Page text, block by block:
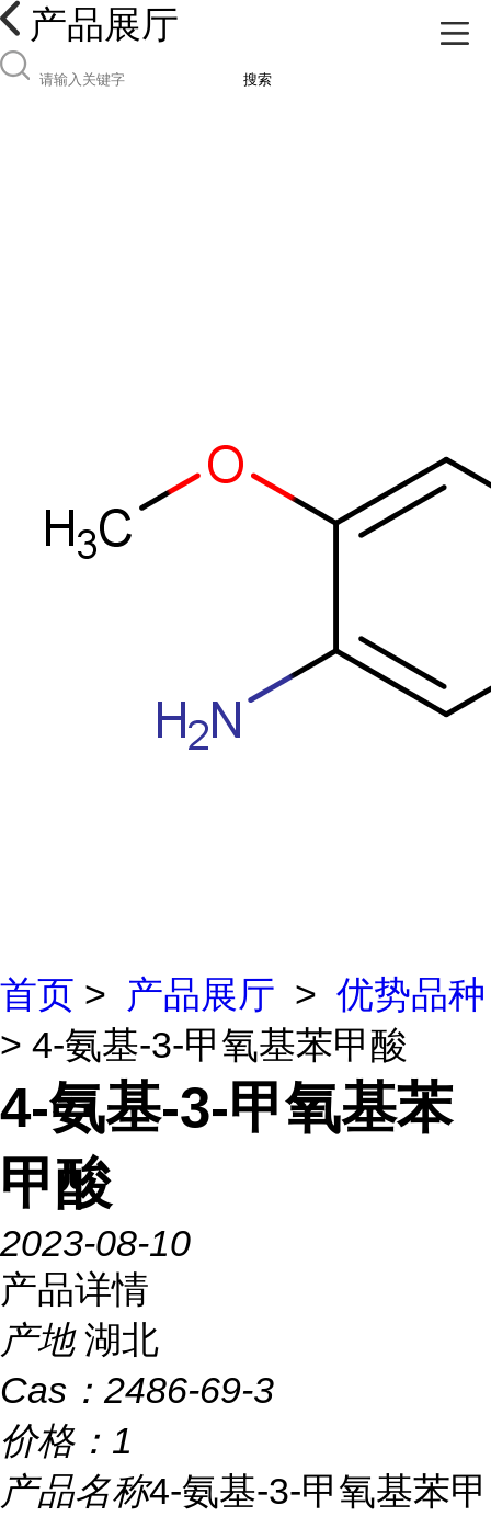
产品展厅
搜索
首页 > 产品展厅 > 优势品种
> 4-氨基-3-甲氧基苯甲酸
4-氨基-3-甲氧基苯
甲酸
2023-08-10
产品详情
产地 湖北
Cas： 2486-69-3
价格： 1
产品名称4-氨基-3-甲氧基苯甲